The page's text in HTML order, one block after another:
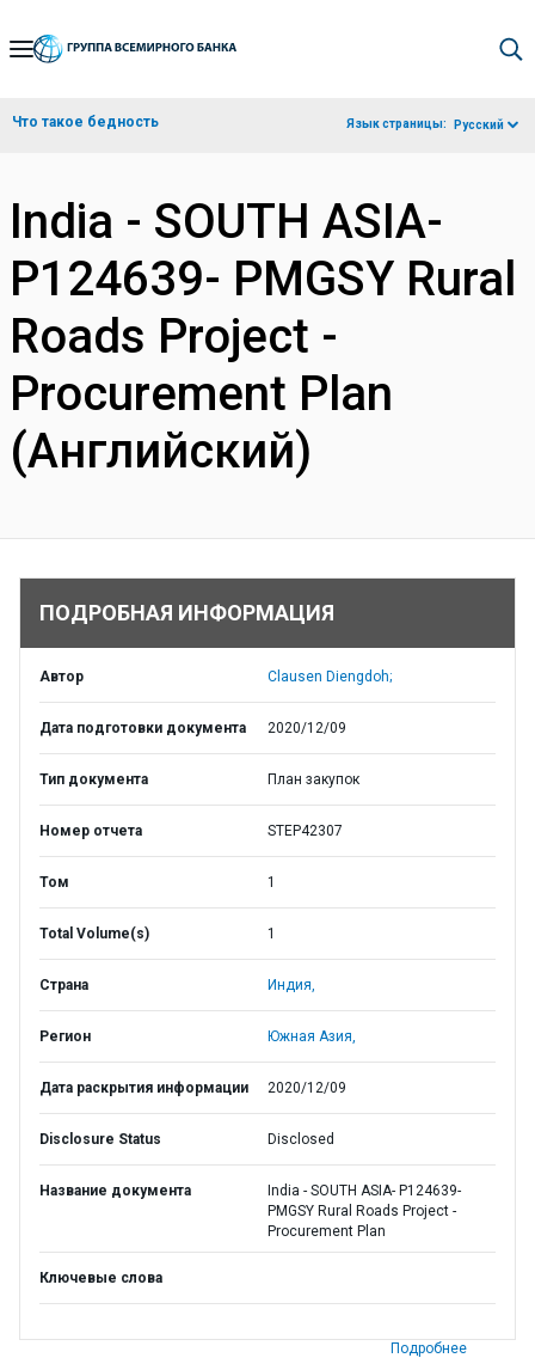
Skip
Navigation
Что такое бедность Язык страницы: Русский
India - SOUTH ASIA-
P124639- PMGSY Rural
Roads Project -
Procurement Plan
(Английский)
ПОДРОБНАЯ ИНФОРМАЦИЯ
Автор Clausen Diengdoh;
Дата подготовки документа 2020/12/09
Тип документа План закупок
Номер отчета STEP42307
Том 1
Total Volume(s) 1
Страна Индия,
Регион Южная Азия,
Дата раскрытия информации 2020/12/09
Disclosure Status Disclosed
Название документа
India - SOUTH ASIA- P124639-
PMGSY Rural Roads Project -
Procurement Plan
Ключевые слова
Подробнее